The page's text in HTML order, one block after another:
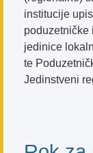
institucije
poduzetničke
jedinice
te
Jedinstveni